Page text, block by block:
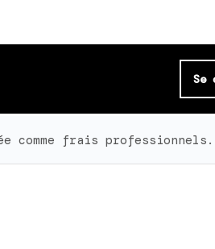
Se
comme frais professionnels.